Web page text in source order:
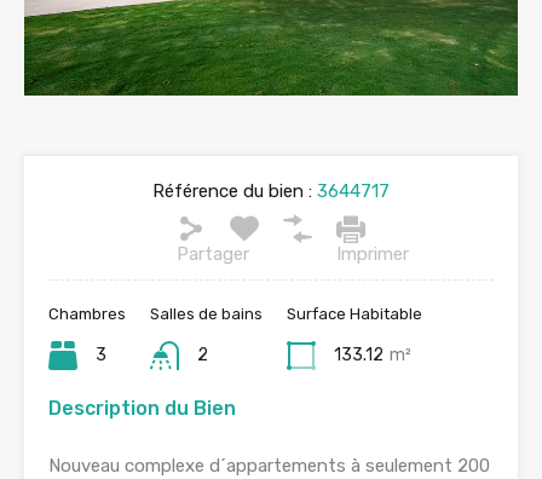
Référence du bien : 3644717
Partager Imprimer
Chambres
3
Salles de bains
2
Surface Habitable
133.12 m²
Description du Bien
Nouveau complexe d´appartements à seulement 200